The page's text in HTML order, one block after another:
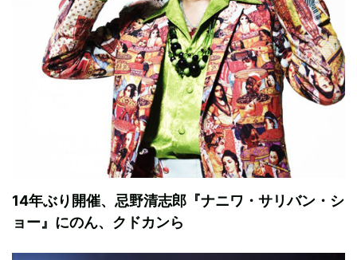
14年ぶり開催、忌野清志郎『ナニワ・サリバン・シ
ョー』にのん、クドカンら